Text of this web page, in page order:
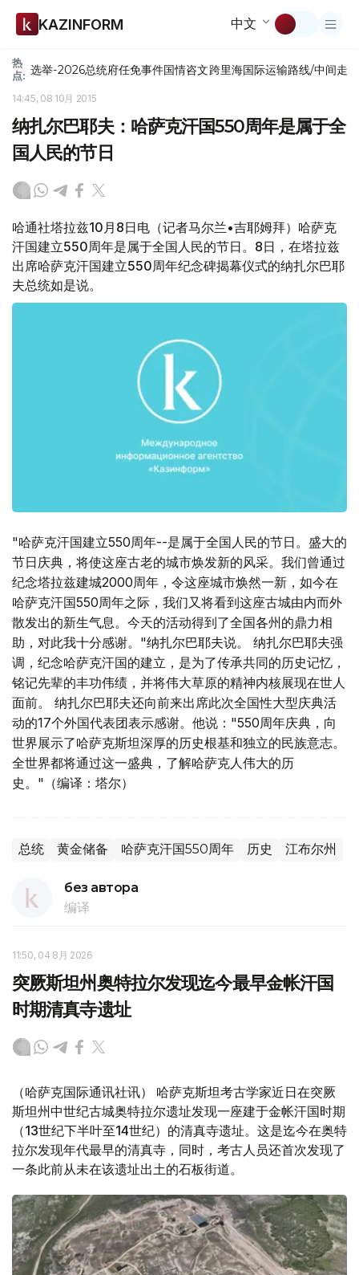
KAZINFORM 中文
热
点: 选举-2026总统府任免事件国情咨文跨里海国际运输路线/中间走廊
14:45, 08 10月 2015
纳扎尔巴耶夫：哈萨克汗国550周年是属于全
国人民的节日
哈通社塔拉兹10月8日电（记者马尔兰•吉耶姆拜）哈萨克
汗国建立550周年是属于全国人民的节日。8日，在塔拉兹
出席哈萨克汗国建立550周年纪念碑揭幕仪式的纳扎尔巴耶
夫总统如是说。
"哈萨克汗国建立550周年--是属于全国人民的节日。盛大的
节日庆典，将使这座古老的城市焕发新的风采。我们曾通过
纪念塔拉兹建城2000周年，令这座城市焕然一新，如今在
哈萨克汗国550周年之际，我们又将看到这座古城由内而外
散发出的新生气息。今天的活动得到了全国各州的鼎力相
助，对此我十分感谢。"纳扎尔巴耶夫说。 纳扎尔巴耶夫强
调，纪念哈萨克汗国的建立，是为了传承共同的历史记忆，
铭记先辈的丰功伟绩，并将伟大草原的精神内核展现在世人
面前。 纳扎尔巴耶夫还向前来出席此次全国性大型庆典活
动的17个外国代表团表示感谢。他说："550周年庆典，向
世界展示了哈萨克斯坦深厚的历史根基和独立的民族意志。
全世界都将通过这一盛典，了解哈萨克人伟大的历
史。"（编译：塔尔）
总统 黄金储备 哈萨克汗国550周年 历史 江布尔州
без автора
编译
11:50, 04 8月 2026
突厥斯坦州奥特拉尔发现迄今最早金帐汗国
时期清真寺遗址
（哈萨克国际通讯社讯） 哈萨克斯坦考古学家近日在突厥
斯坦州中世纪古城奥特拉尔遗址发现一座建于金帐汗国时期
（13世纪下半叶至14世纪）的清真寺遗址。这是迄今在奥特
拉尔发现年代最早的清真寺，同时，考古人员还首次发现了
一条此前从未在该遗址出土的石板街道。